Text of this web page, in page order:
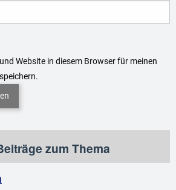
Website in diesem Browser für meinen
zum Thema